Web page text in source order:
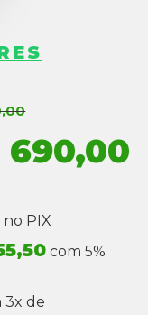
690,00
PIX
com 5%
3x de